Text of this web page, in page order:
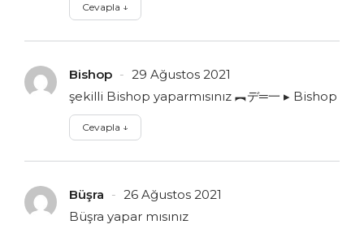
Cevapla ↓
Bishop
29 Ağustos 2021
şekilli Bishop yaparmısınız ︻デ═一 ▸ Bishop
Cevapla ↓
Büşra
26 Ağustos 2021
Büşra yapar mısınız